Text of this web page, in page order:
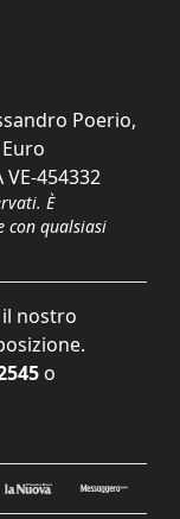
Poerio,
VE-454332
È
con qualsiasi
nostro
o